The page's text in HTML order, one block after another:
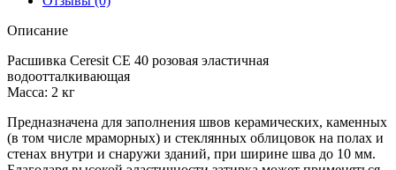
кг.
Описание
Расшивка Ceresit CE 40 розовая эластичная
водоотталкивающая
Масса: 2 кг
Предназначена для заполнения швов керамических, каменных
(в том числе мраморных) и стеклянных облицовок на полах и
стенах внутри и снаружи зданий, при ширине шва до 10 мм.